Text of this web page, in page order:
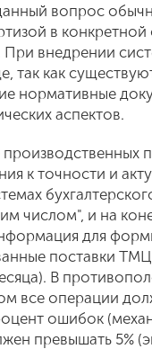
вопрос
в конкретной
внедрении
так как
нормативные
аспектов.
производственных
к точности и
числом", и на
для
поставки
В
все операции
ошибок
превышать 5%